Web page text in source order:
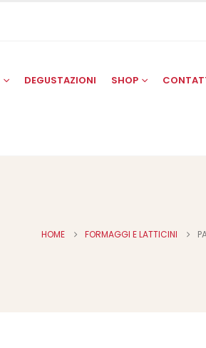
DEGUSTAZIONI SHOP
HOME FORMAGGI E LATTICINI